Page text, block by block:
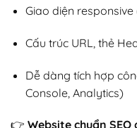
Giao diện
Cấu trúc URL, thẻ
Dễ dàng tích hợp
Console, Analytics)
👉 Website chuẩn